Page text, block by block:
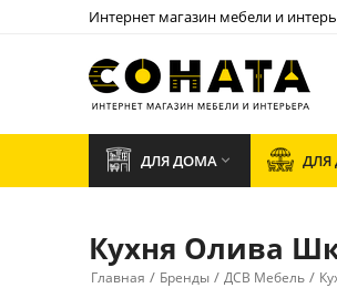
Интернет магазин мебели и
ДЛЯ ДОМА  ДЛЯ
Кухня Олива
Главная / Бренды / ДСВ Мебель /